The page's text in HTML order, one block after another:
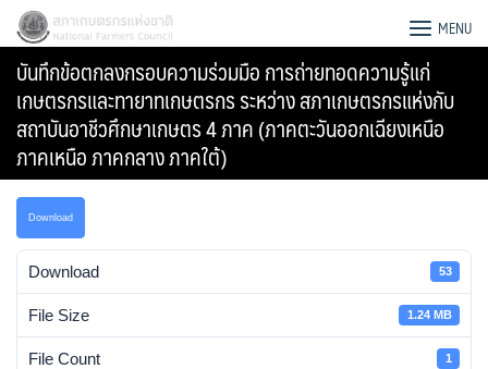
Skip
content
สภาเกษตรกรแห่งชาติ MENU
บันทึกข้อตกลงกรอบความร่วมมือ การถ่ายทอดความรู้แก่
เกษตรกรและทายาทเกษตรกร ระหว่าง สภาเกษตรกรแห่งกับ
สถาบันอาชีวศึกษาเกษตร 4 ภาค (ภาคตะวันออกเฉียงเหนือ
ภาคเหนือ ภาคกลาง ภาคใต้)
Download
Download 53
File Size 1.24 MB
File Count 1